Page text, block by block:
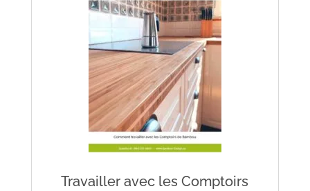
Travailler avec les Comptoirs